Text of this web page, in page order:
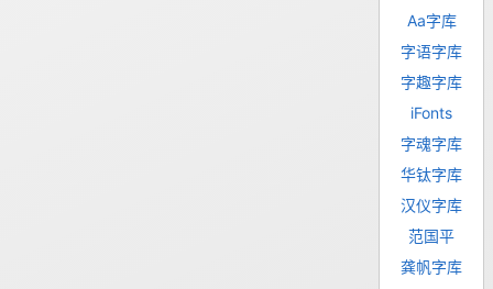
Aa字库
字语字库
字趣字库
iFonts
字魂字库
华钛字库
汉仪字库
范国平
龚帆字库